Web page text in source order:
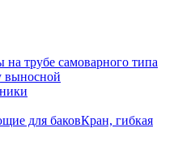
на трубе самоварного типа
выносной
для баковКран, гибкая